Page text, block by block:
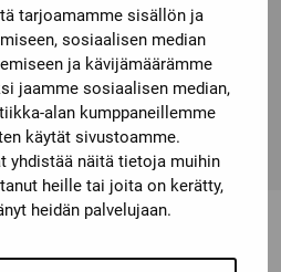
tarjoamamme sisällön ja
sosiaalisen median
ja kävijämäärämme
jaamme sosiaalisen median,
alan kumppaneillemme
käytät sivustoamme.
yhdistää näitä tietoja muihin
heille tai joita on kerätty,
heidän palvelujaan.
-lämpötila-antureihin
huippua, HART:illa tai